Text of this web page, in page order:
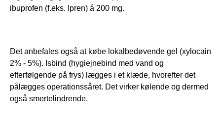
ibuprofen (f.eks. Ipren) á 200 mg.
Det anbefales også at købe lokalbedøvende gel (xylocain
2% - 5%). Isbind (hygiejnebind med vand og
efterfølgende på frys) lægges i et klæde, hvorefter det
pålægges operationssåret. Det virker kølende og dermed
også smertelindrende.